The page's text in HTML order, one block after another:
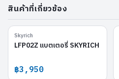
สินค้าที่เกี่ยวข้อง
Skyrich
LFP02Z แบตเตอรี่ SKYRICH
฿3,950